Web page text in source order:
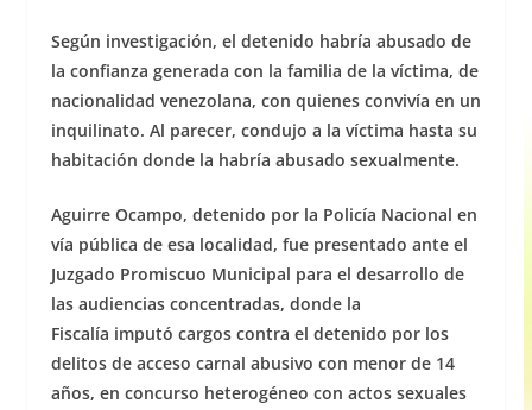
Según investigación, el detenido habría abusado de
la confianza generada con la familia de la víctima, de
nacionalidad venezolana, con quienes convivía en un
inquilinato. Al parecer, condujo a la víctima hasta su
habitación donde la habría abusado sexualmente.
Aguirre Ocampo, detenido por la Policía Nacional en
vía pública de esa localidad, fue presentado ante el
Juzgado Promiscuo Municipal para el desarrollo de
las audiencias concentradas, donde la
Fiscalía imputó cargos contra el detenido por los
delitos de acceso carnal abusivo con menor de 14
años, en concurso heterogéneo con actos sexuales